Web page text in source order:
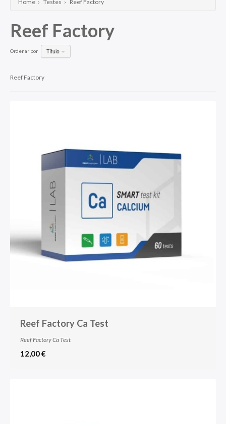
Home › Testes › Reef Factory
Reef Factory
Ordenar por Título
Reef Factory
Reef Factory Ca Test
Reef Factory Ca Test
12,00 €